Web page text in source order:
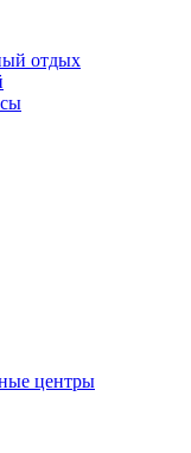
отдых
центры